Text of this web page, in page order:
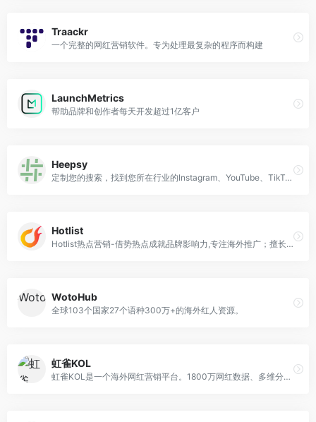
Traackr
一个完整的网红营销软件。专为处理最复杂的程序而构建
LaunchMetrics
帮助品牌和创作者每天开发超过1亿客户
Heepsy
定制您的搜索，找到您所在行业的Instagram、YouTube、TikTok和Twitch影响者，并发现您的影响者营销的新可能性。
Hotlist
Hotlist热点营销-借势热点成就品牌影响力,专注海外推广；擅长海外红人营销，海外kol合作，tiktok推广，tiktok广告投放，tiktok代运营。是海外社媒化品牌营销推手,致力于成为造就中国品牌放眼全球的营销机构。
WotoHub
全球103个国家27个语种300万+的海外红人资源。
虹雀KOL
虹雀KOL是一个海外网红营销平台。1800万网红数据、多维分析能力，为上千出海卖家精准匹配最合适网红。